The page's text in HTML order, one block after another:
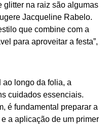
glitter na raiz são algumas
Jacqueline Rabelo.
que combine com a
para aproveitar a festa”,
ao longo da folia, a
cuidados essenciais.
é fundamental preparar a
a aplicação de um primer